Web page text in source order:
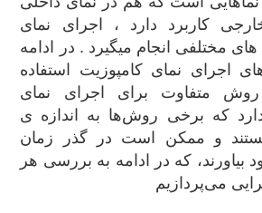
کاربرد دارد ، اجرای نمای
مختلفی انجام میگیرد . در ادامه
اجرای نمای کامپوزیت استفاده
متفاوت برای اجرای نمای
دارد که برخی روش‌ها به اندازه ی
و ممکن است در گذر زمان
بیاورند، که در ادامه به بررسی هر
می‌پردازیم